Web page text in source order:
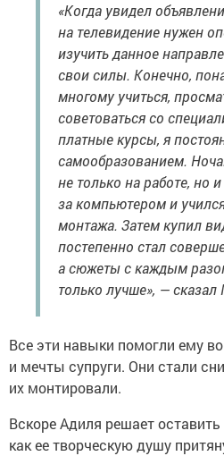
«Когда увидел
на телевидение нужен
изучить данное
свои силы. Конечно,
многому учиться,
советоваться со
платные курсы, я
самообразованием.
не только на работе, но
за компьютером и
монтажа. Затем купил
постепенно стал
а сюжеты с каждым
только лучше», — сказал
Все эти навыки помогли ему
и мечты супруги. Они стали
их монтировали.
Вскоре Адиля решает оставить
как ее творческую душу